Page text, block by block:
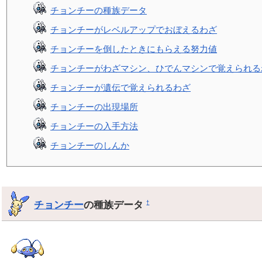
チョンチーの種族データ
チョンチーがレベルアップでおぼえるわざ
チョンチーを倒したときにもらえる努力値
チョンチーがわざマシン、ひでんマシンで覚えられ
チョンチーが遺伝で覚えられるわざ
チョンチーの出現場所
チョンチーの入手方法
チョンチーのしんか
チョンチーの種族データ†